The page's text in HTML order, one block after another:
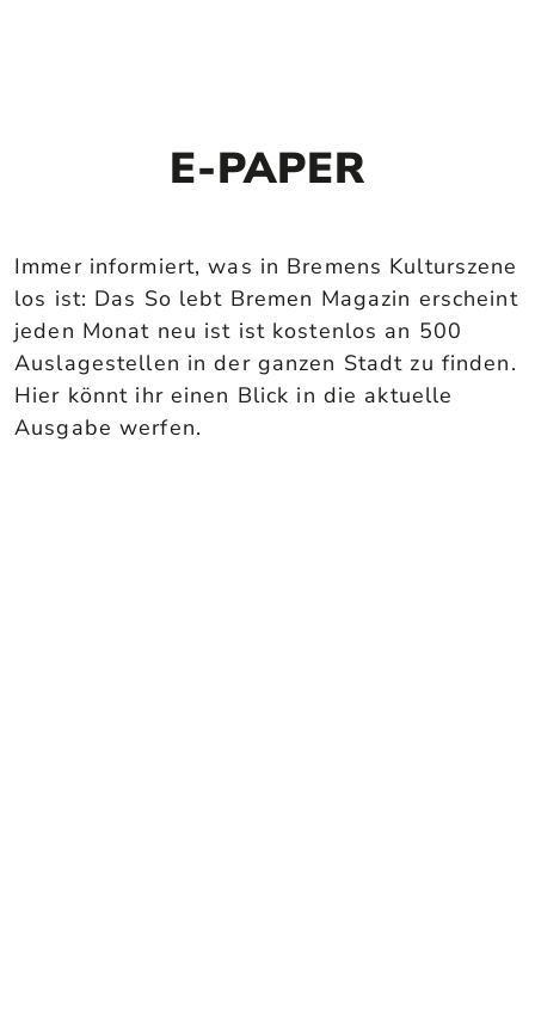
E-PAPER
Immer informiert, was in Bremens Kulturszene
los ist: Das So lebt Bremen Magazin erscheint
jeden Monat neu ist ist kostenlos an 500
Auslagestellen in der ganzen Stadt zu finden.
Hier könnt ihr einen Blick in die aktuelle
Ausgabe werfen.